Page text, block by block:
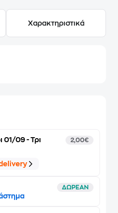
Χαρακτηριστικά
01/09 - Τρι
2,00€
ΔΩΡΕΑΝ